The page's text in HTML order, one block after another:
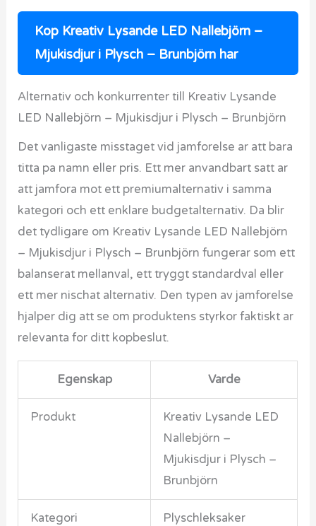
Kop Kreativ Lysande LED Nallebjörn –
Mjukisdjur i Plysch – Brunbjörn har
Alternativ och konkurrenter till Kreativ Lysande
LED Nallebjörn – Mjukisdjur i Plysch – Brunbjörn
Det vanligaste misstaget vid jamforelse ar att bara
titta pa namn eller pris. Ett mer anvandbart satt ar
att jamfora mot ett premiumalternativ i samma
kategori och ett enklare budgetalternativ. Da blir
det tydligare om Kreativ Lysande LED Nallebjörn
– Mjukisdjur i Plysch – Brunbjörn fungerar som ett
balanserat mellanval, ett tryggt standardval eller
ett mer nischat alternativ. Den typen av jamforelse
hjalper dig att se om produktens styrkor faktiskt ar
relevanta for ditt kopbeslut.
Egenskap Varde
Produkt
Kreativ Lysande LED
Nallebjörn –
Mjukisdjur i Plysch –
Brunbjörn
Kategori Plyschleksaker